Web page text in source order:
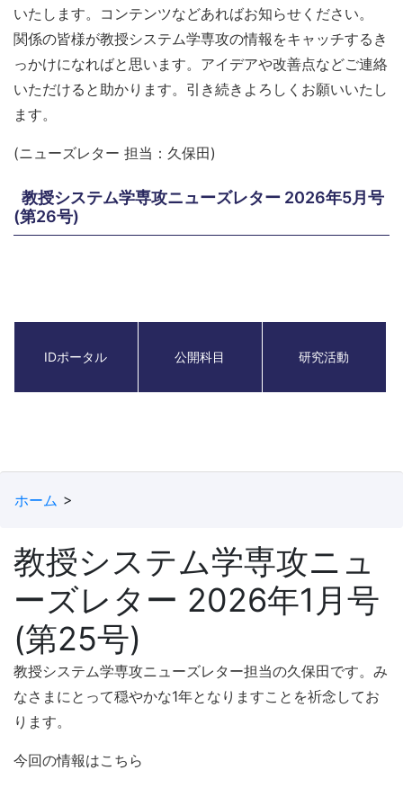
いたします。コンテンツなどあればお知らせください。
関係の皆様が教授システム学専攻の情報をキャッチするき
っかけになればと思います。アイデアや改善点などご連絡
いただけると助かります。引き続きよろしくお願いいたし
ます。
(ニューズレター 担当：久保田)
教授システム学専攻ニューズレター 2026年5月号
(第26号)
IDポータル 公開科目 研究活動
ホーム
教授システム学専攻ニュ
ーズレター 2026年1月号
(第25号)
教授システム学専攻ニューズレター担当の久保田です。み
なさまにとって穏やかな1年となりますことを祈念してお
ります。
今回の情報はこちら